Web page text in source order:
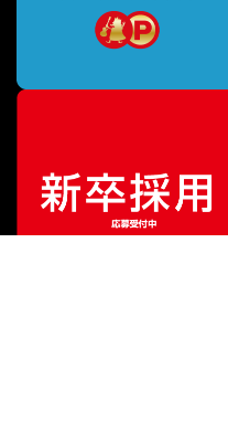
販売価格¥3,850（税込）